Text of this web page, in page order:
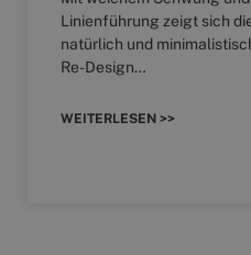
Linienführung zeigt sich
natürlich und
Re-Design…
WEITERLESEN >>